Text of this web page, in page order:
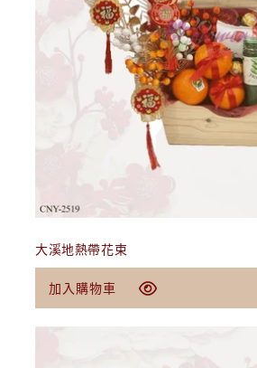
大溪地熱帶花束
定
價
$49.00 USD
加入購物車